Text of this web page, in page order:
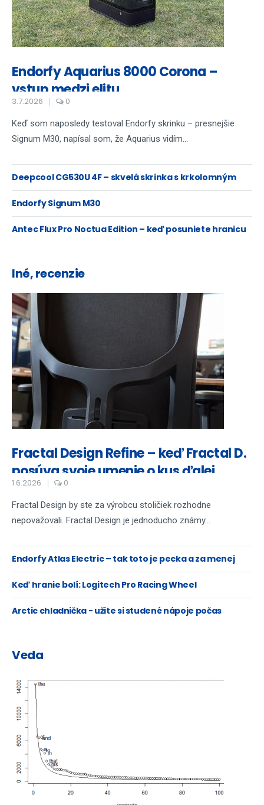
Endorfy Aquarius 8000 Corona –
vstup medzi elitu
3.7.2026 0
Keď som naposledy testoval Endorfy skrinku – presnejšie
Signum M30, napísal som, že Aquarius vidím...
Deepcool CG530U 4F – skvelá skrinka s krkolomným
názvom...
Endorfy Signum M30
Antec Flux Pro Noctua Edition – keď posuniete hranicu
Iné, recenzie
Fractal Design Refine – keď Fractal D.
posúva svoje umenie o kus ďalej
1.6.2026 0
Fractal Design by ste za výrobcu stoličiek rozhodne
nepovažovali. Fractal Design je jednoducho známy...
Endorfy Atlas Electric – tak toto je pecka a za menej
ako 400 Eur!
Keď hranie bolí: Logitech Pro Racing Wheel
Arctic chladnička - užite si studené nápoje počas
Veda